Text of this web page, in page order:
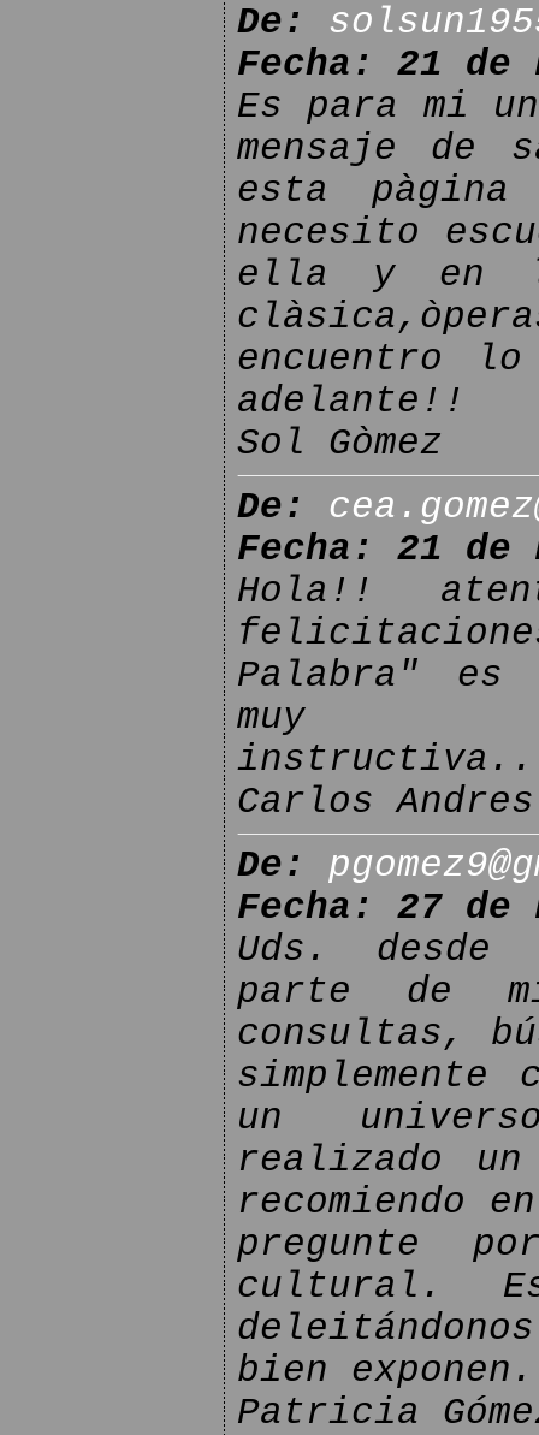
De:
Fecha: 21 de
Es para mi
mensaje de
esta
necesito
ella y en
encuentro lo
adelante!!
Sol Gòmez
De:
Fecha: 21 de
Hola!!
Palabra" es
muy
Carlos
De:
Fecha: 27 de
Uds. desde
parte de
consultas,
simplemente
un
realizado
recomiendo
pregunte
cultural.
bien exponen.
Patricia